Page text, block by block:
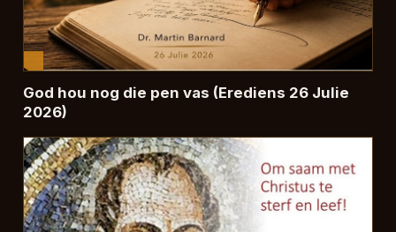
God hou nog die pen vas (Erediens 26 Julie
2026)